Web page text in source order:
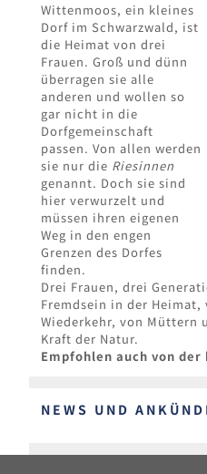
Wittenmoos, ein kleines
Dorf im Schwarzwald, ist
die Heimat von drei
Frauen. Groß und dünn
überragen sie alle
anderen und wollen so
gar nicht in die
Dorfgemeinschaft
passen. Von allen werden
sie nur die Riesinnen
genannt. Doch sie sind
hier verwurzelt und
müssen ihren eigenen
Weg in den engen
Grenzen des Dorfes
finden.
Drei Frauen, drei
Fremdsein in der Heimat,
Wiederkehr, von Müttern
Kraft der Natur.
Empfohlen auch von
NEWS UND